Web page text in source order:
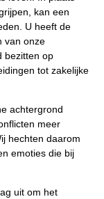
kan een
U heeft de
van onze
bezitten op
tot zakelijke
achtergrond
meer
hechten daarom
emoties die bij
uit om het